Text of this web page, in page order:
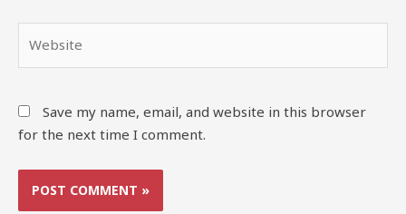
Save my name, email, and website in this browser
for the next time I comment.